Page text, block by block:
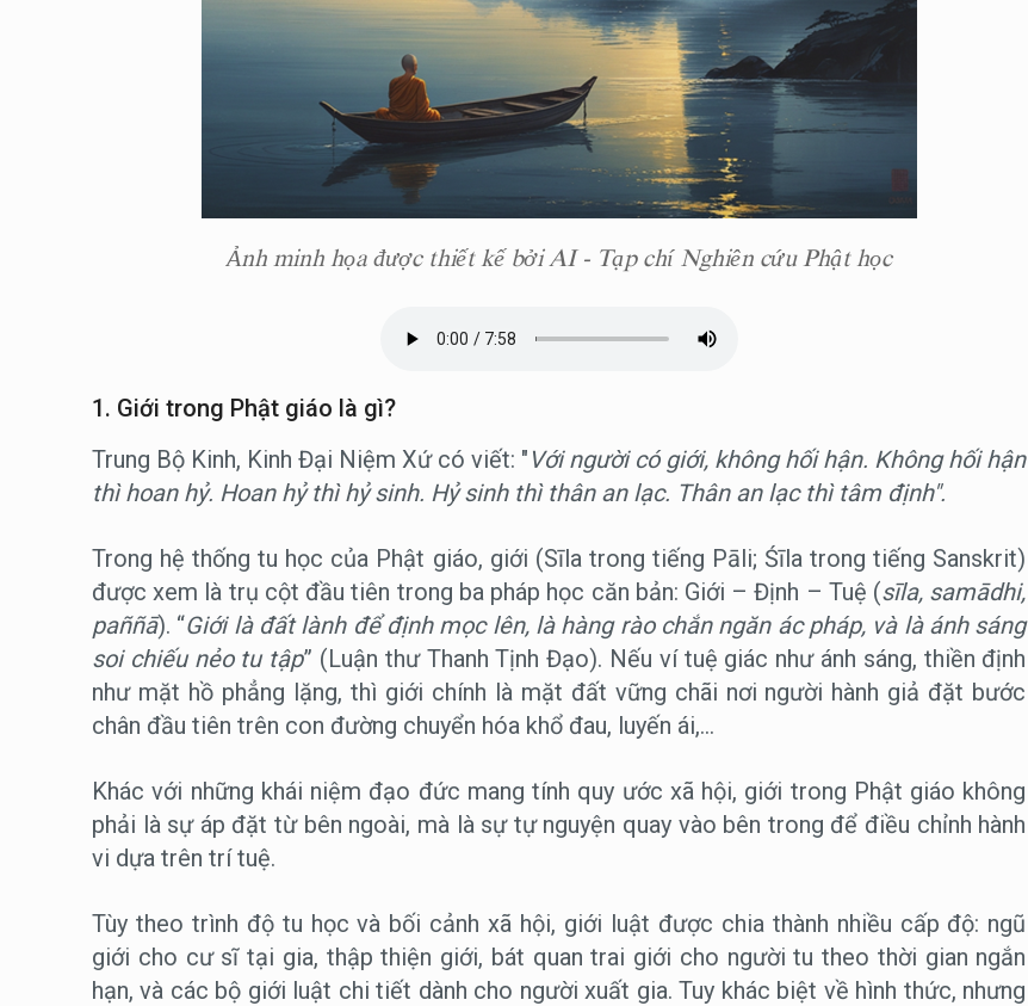
Ảnh minh họa được thiết kế bởi AI - Tạp chí Nghiên cứu Phật học
1. Giới trong Phật giáo là gì?
Trung Bộ Kinh, Kinh Đại Niệm Xứ có viết: " Với người có giới, không hối hận. Không hối hận
thì hoan hỷ. Hoan hỷ thì hỷ sinh. Hỷ sinh thì thân an lạc. Thân an lạc thì tâm định".
Trong hệ thống tu học của Phật giáo, giới (Sīla trong tiếng Pāli; Śīla trong tiếng Sanskrit)
được xem là trụ cột đầu tiên trong ba pháp học căn bản: Giới – Định – Tuệ (sīla, samādhi,
paññā). “Giới là đất lành để định mọc lên, là hàng rào chắn ngăn ác pháp, và là ánh sáng
soi chiếu nẻo tu tập” (Luận thư Thanh Tịnh Đạo). Nếu ví tuệ giác như ánh sáng, thiền định
như mặt hồ phẳng lặng, thì giới chính là mặt đất vững chãi nơi người hành giả đặt bước
chân đầu tiên trên con đường chuyển hóa khổ đau, luyến ái,...
Khác với những khái niệm đạo đức mang tính quy ước xã hội, giới trong Phật giáo không
phải là sự áp đặt từ bên ngoài, mà là sự tự nguyện quay vào bên trong để điều chỉnh hành
vi dựa trên trí tuệ.
Tùy theo trình độ tu học và bối cảnh xã hội, giới luật được chia thành nhiều cấp độ: ngũ
giới cho cư sĩ tại gia, thập thiện giới, bát quan trai giới cho người tu theo thời gian ngắn
hạn, và các bộ giới luật chi tiết dành cho người xuất gia. Tuy khác biệt về hình thức, nhưng